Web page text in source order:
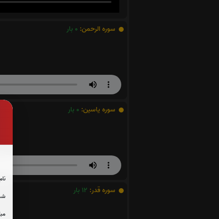
سوره الرحمن: 0 بار
سوره یاسین: 0 بار
سوره قدر: 12 بار